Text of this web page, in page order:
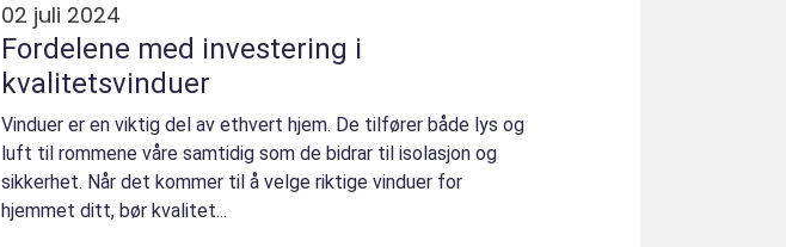
02 juli 2024
Fordelene med investering i
kvalitetsvinduer
Vinduer er en viktig del av ethvert hjem. De tilfører både lys og
luft til rommene våre samtidig som de bidrar til isolasjon og
sikkerhet. Når det kommer til å velge riktige vinduer for
hjemmet ditt, bør kvalitet...